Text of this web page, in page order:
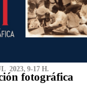
2023, 9-17 H.
fotográfica